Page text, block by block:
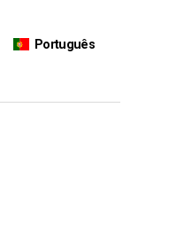
Português